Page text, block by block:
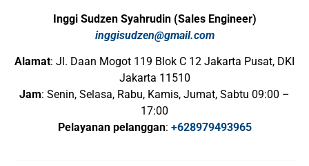
Inggi Sudzen Syahrudin (Sales Engineer)
inggisudzen@gmail.com
Alamat: Jl. Daan Mogot 119 Blok C 12 Jakarta Pusat, DKI
Jakarta 11510
Jam: Senin, Selasa, Rabu, Kamis, Jumat, Sabtu 09:00 –
17:00
Pelayanan pelanggan: +628979493965